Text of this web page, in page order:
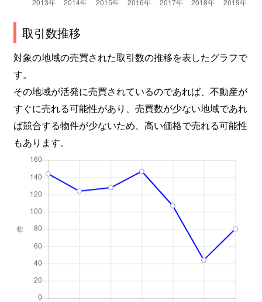
取引数推移
対象の地域の売買された取引数の推移を表したグラフで
す。
その地域が活発に売買されているのであれば、不動産が
すぐに売れる可能性があり、売買数が少ない地域であれ
ば競合する物件が少ないため、高い価格で売れる可能性
もあります。